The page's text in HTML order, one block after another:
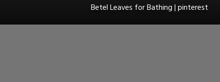
Betel Leaves for Bathing | pinterest